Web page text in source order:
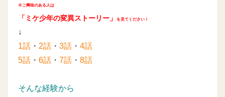
※ご興味のある人は
「ミケ少年の変異ストーリー」 を見てください！
↓
1話 ・ 2話 ・ 3話 ・ 4話
5話 ・ 6話 ・ 7話 ・ 8話
そんな経験から